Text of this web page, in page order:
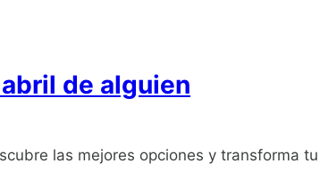
de alguien
las mejores opciones y transforma